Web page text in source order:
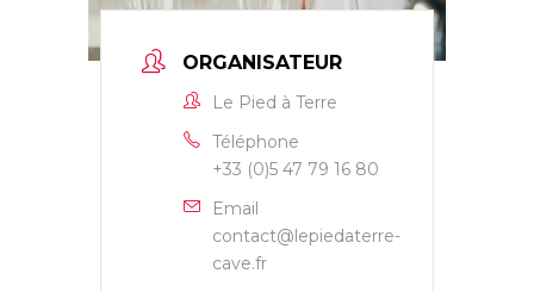
ORGANISATEUR
Le Pied à Terre
Téléphone
+33 (0)5 47 79 16 80
Email
contact@lepiedaterre-
cave.fr